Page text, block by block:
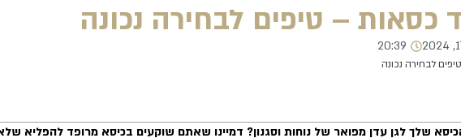
כסאות – טיפים לבחירה נכונה
20:39
לבחירה נכונה
שלך לגן עדן מפואר של נוחות וסגנון? דמיינו שאתם שוקעים בכיסא מרופד להפליא